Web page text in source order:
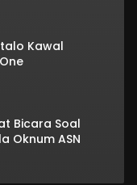
Kawal
Bicara Soal
Oknum ASN